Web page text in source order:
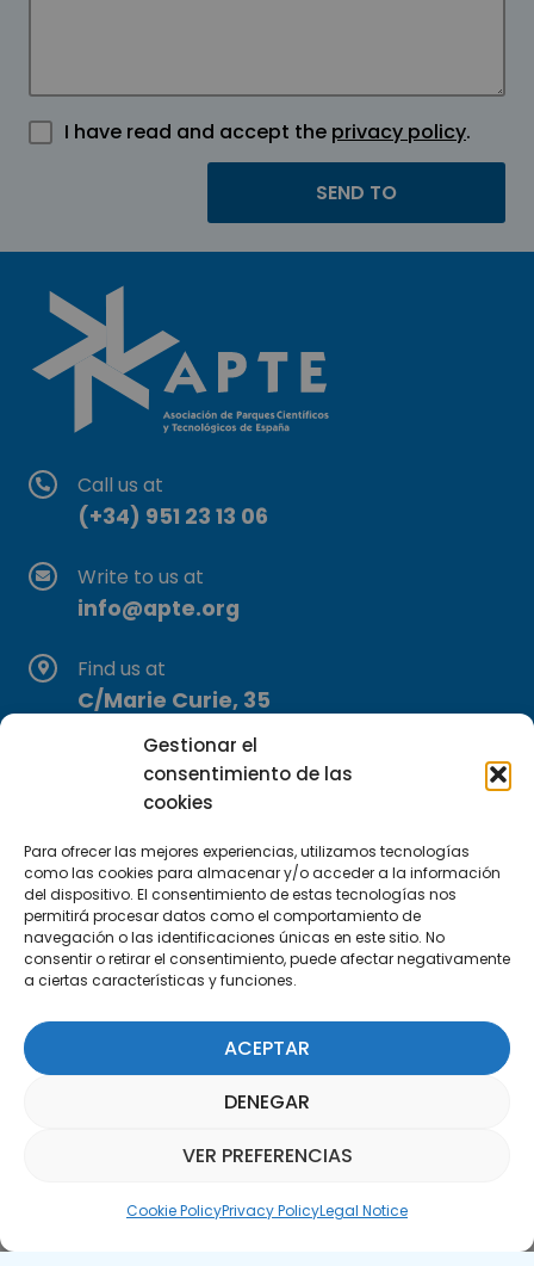
Gestionar el
consentimiento de las
cookies
Para ofrecer las mejores experiencias, utilizamos tecnologías
como las cookies para almacenar y/o acceder a la información
del dispositivo. El consentimiento de estas tecnologías nos
permitirá procesar datos como el comportamiento de
navegación o las identificaciones únicas en este sitio. No
consentir o retirar el consentimiento, puede afectar negativamente
a ciertas características y funciones.
ACEPTAR
DENEGAR
VER PREFERENCIAS
Cookie PolicyPrivacy PolicyLegal Notice
I have read and accept the privacy policy.
Call us at
(+34) 951 23 13 06
Write to us at
info@apte.org
Find us at
C/Marie Curie, 35
29590 Campanillas, Málaga
Subscribe to our Newsletter
SUBSCRIBE HERE